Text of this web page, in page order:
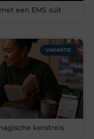
een EMS suit
VAKANTIE
kerstreis